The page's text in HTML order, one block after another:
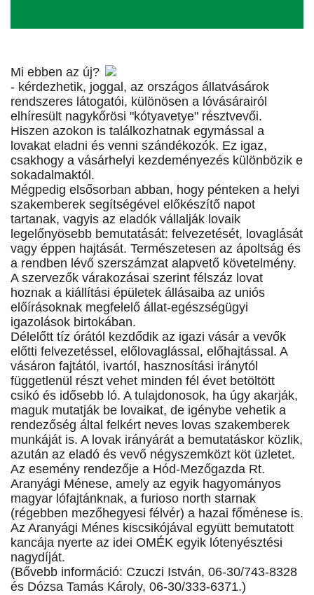
Mi ebben az új?
- kérdezhetik, joggal, az országos állatvásárok
rendszeres látogatói, különösen a lóvásárairól
elhíresült nagykőrösi "kótyavetye" résztvevői.
Hiszen azokon is találkozhatnak egymással a
lovakat eladni és venni szándékozók. Ez igaz,
csakhogy a vásárhelyi kezdeményezés különbözik e
sokadalmaktól.
Mégpedig elsősorban abban, hogy pénteken a helyi
szakemberek segítségével előkészítő napot
tartanak, vagyis az eladók vállalják lovaik
legelőnyösebb bemutatását: felvezetését, lovaglását
vagy éppen hajtását. Természetesen az ápoltság és
a rendben lévő szerszámzat alapvető követelmény.
A szervezők várakozásai szerint félszáz lovat
hoznak a kiállítási épületek állásaiba az uniós
előírásoknak megfelelő állat-egészségügyi
igazolások birtokában.
Délelőtt tíz órától kezdődik az igazi vásár a vevők
előtti felvezetéssel, előlovaglással, előhajtással. A
vásáron fajtától, ivartól, hasznosítási iránytól
függetlenül részt vehet minden fél évet betöltött
csikó és idősebb ló. A tulajdonosok, ha úgy akarják,
maguk mutatják be lovaikat, de igénybe vehetik a
rendezőség által felkért neves lovas szakemberek
munkáját is. A lovak irányárát a bemutatáskor közlik,
azután az eladó és vevő négyszemközt köt üzletet.
Az esemény rendezője a Hód-Mezőgazda Rt.
Aranyági Ménese, amely az egyik hagyományos
magyar lófajtánknak, a furioso north starnak
(régebben mezőhegyesi félvér) a hazai főménese is.
Az Aranyági Ménes kiscsikójával együtt bemutatott
kancája nyerte az idei OMÉK egyik lótenyésztési
nagydíját.
(Bővebb információ: Czuczi István, 06-30/743-8328
és Dózsa Tamás Károly, 06-30/333-6371.)